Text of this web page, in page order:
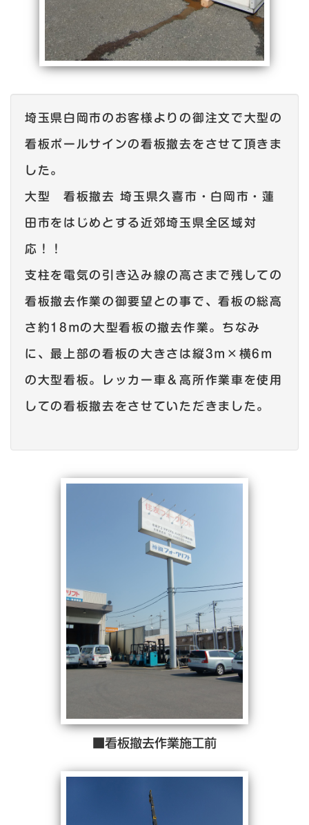
埼玉県白岡市のお客様よりの御注文で大型の
看板ポールサインの看板撤去をさせて頂きま
した。
大型 看板撤去 埼玉県久喜市・白岡市・蓮
田市をはじめとする近郊埼玉県全区域対
応！！
支柱を電気の引き込み線の高さまで残しての
看板撤去作業の御要望との事で、看板の総高
さ約18mの大型看板の撤去作業。ちなみ
に、最上部の看板の大きさは縦3m×横6m
の大型看板。レッカー車＆高所作業車を使用
しての看板撤去をさせていただきました。
■看板撤去作業施工前